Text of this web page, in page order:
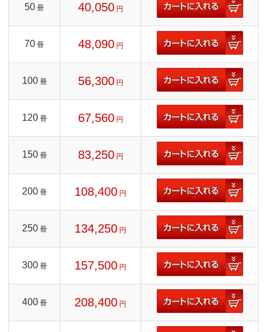
50 冊 40,050 円
70 冊 48,090 円
100 冊 56,300 円
120 冊 67,560 円
150 冊 83,250 円
200 冊 108,400 円
250 冊 134,250 円
300 冊 157,500 円
400 冊 208,400 円